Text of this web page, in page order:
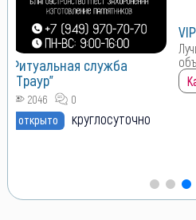
Ритуальная служба
"Траур"
2046
0
открыто
круглосуточно